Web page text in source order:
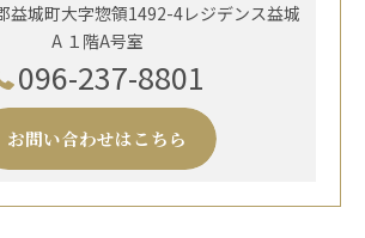
益城町大字惣領1492-4レジデンス益城
A １階A号室
096-237-8801
お問い合わせはこちら